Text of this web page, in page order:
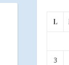
L
3